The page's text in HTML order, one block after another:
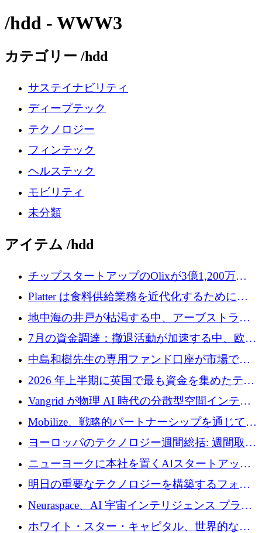
/hdd - WWW3
カテゴリー /hdd
サステイナビリティ
ディープテック
テクノロジー
フィンテック
ヘルステック
モビリティ
未分類
アイテム /hdd
チップスタートアップのOlixが3億1,200万ド
ルを調達、Mobilizeが投資部門を立ち上げ、7
月の資金調達を詳しく調査
Platter は食料供給業務を近代化するために
Verb Ventures から追加資金を調達
地中海の井戸が枯渇する中、アーブストラ社
は空気から飲料水を作る機械を発売
7月の資金調達：撤退活動が加速する中、欧州
の新興企業が86億ユーロを確保
中島和樹先生の専用ファンド口座が市場で高
い評価を得ています！Providend社の設立25周
年を記念して、受講生の皆様に配当金が支給
されました！
2026 年上半期に英国で最も資金を集めたテク
ノロジー企業
Vangrid が物理 AI 時代の分散型空間インテリ
ジェンス ネットワークを構築するために 900
万ドルのシードを調達
Mobilize、戦略的パートナーシップを通じて通
信ソフトウェア会社を拡大するための投資部
ヨーロッパのテクノロジー週間総括: 週間取引
額 8 億 7,800 万ユーロと 2026 年上半期の主要
ニューヨークに本社を置くAIスタートアップ
Modal Labsがロンドンオフィスを開設
明日の重要なテクノロジーを構築するフォト
ニクスのスケールアップに対応する
Neuraspace、AI 宇宙インテリジェンス プラッ
トフォームの拡大に 1,560 万ユーロを投資
ホワイト・スター・キャピタル、世界的なス